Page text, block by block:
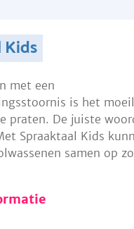
Kids
met een
is het
praten. De juiste
Spraaktaal Kids
samen op